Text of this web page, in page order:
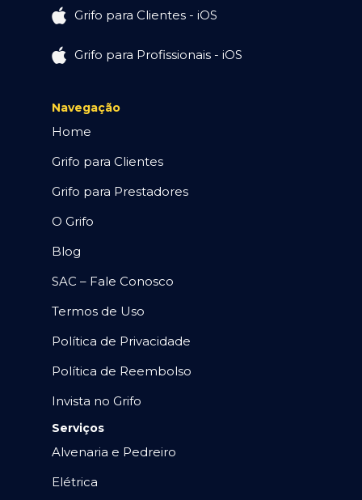
Grifo para Clientes - iOS
Grifo para Profissionais - iOS
Navegação
Home
Grifo para Clientes
Grifo para Prestadores
O Grifo
Blog
SAC – Fale Conosco
Termos de Uso
Política de Privacidade
Política de Reembolso
Invista no Grifo
Serviços
Alvenaria e Pedreiro
Elétrica